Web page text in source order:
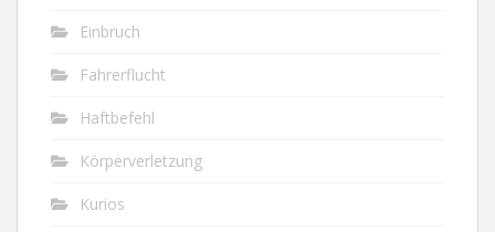
Einbruch
Fahrerflucht
Haftbefehl
Körperverletzung
Kurios